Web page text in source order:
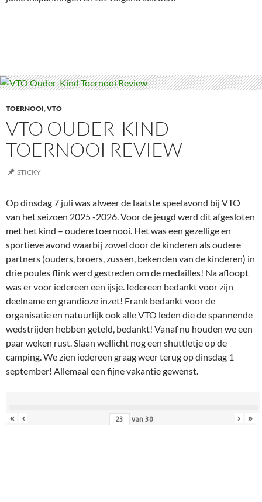
TOERNOOI,VTO
VTO OUDER-KIND
TOERNOOI REVIEW
STICKY
Op dinsdag 7 juli was alweer de laatste speelavond bij VTO
van het seizoen 2025 -2026. Voor de jeugd werd dit afgesloten
met het kind – oudere toernooi. Het was een gezellige en
sportieve avond waarbij zowel door de kinderen als oudere
partners (ouders, broers, zussen, bekenden van de kinderen) in
drie poules flink werd gestreden om de medailles! Na afloopt
was er voor iedereen een ijsje. Iedereen bedankt voor zijn
deelname en grandioze inzet! Frank bedankt voor de
organisatie en natuurlijk ook alle VTO leden die de spannende
wedstrijden hebben geteld, bedankt! Vanaf nu houden we een
paar weken rust. Slaan wellicht nog een shuttletje op de
camping. We zien iedereen graag weer terug op dinsdag 1
september! Allemaal een fijne vakantie gewenst.
« ‹ van 30 › »